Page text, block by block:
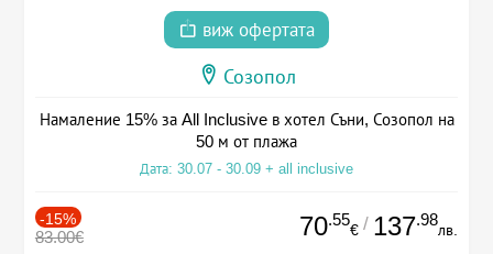
виж офертата
Созопол
Намаление 15% за All Inclusive в хотел Съни, Созопол на
50 м от плажа
Дата: 30.07 - 30.09 + all inclusive
-15%
83.00€ 70.55
€ / 137.98
лв.